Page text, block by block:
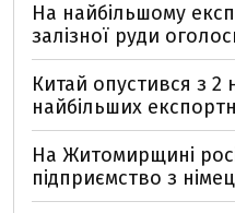
На найбільшому
залізної руди
Китай опустився з 2
найбільших
На Житомирщині
підприємство з